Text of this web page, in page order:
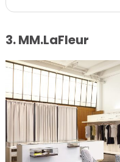
3. MM.LaFleur